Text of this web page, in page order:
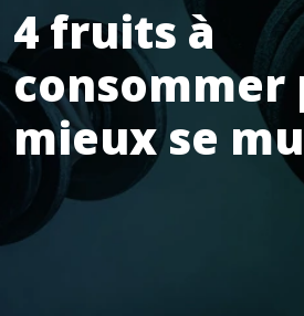
4 fruits à
consommer
mieux se